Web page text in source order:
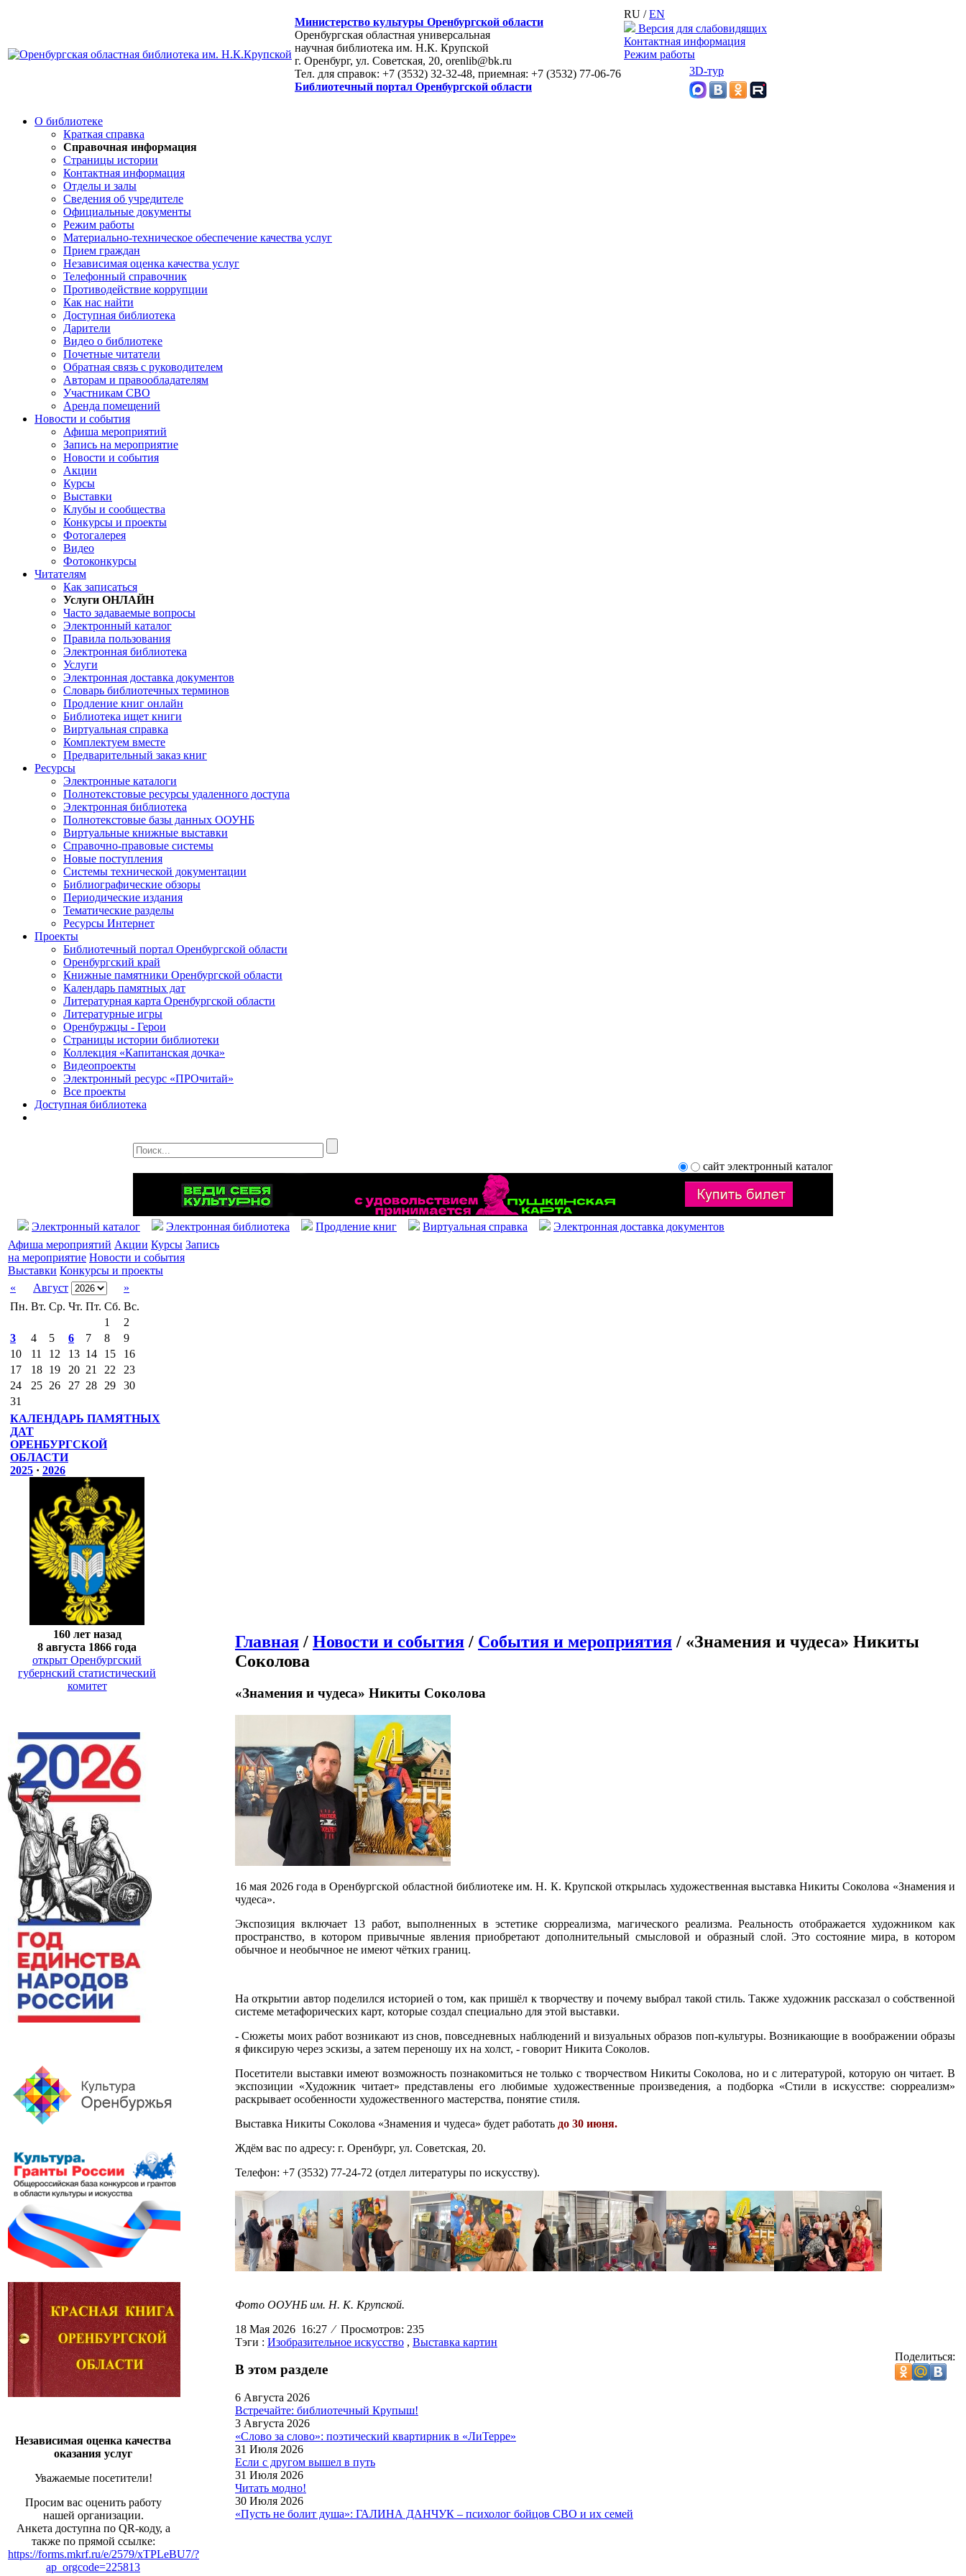
Министерство культуры Оренбургской области
Оренбургская областная универсальная
научная библиотека им. Н.К. Крупской
г. Оренбург, ул. Советская, 20, orenlib@bk.ru
Тел. для справок: +7 (3532) 32-32-48, приемная: +7 (3532) 77-06-76
Библиотечный портал Оренбургской области
RU /EN
Версия для слабовидящих
Контактная информация
Режим работы
3D-тур
О библиотеке
Краткая справка
Справочная информация
Страницы истории
Контактная информация
Отделы и залы
Сведения об учредителе
Официальные документы
Режим работы
Материально-техническое обеспечение качества услуг
Прием граждан
Независимая оценка качества услуг
Телефонный справочник
Противодействие коррупции
Как нас найти
Доступная библиотека
Дарители
Видео о библиотеке
Почетные читатели
Обратная связь с руководителем
Авторам и правообладателям
Участникам СВО
Аренда помещений
Новости и события
Афиша мероприятий
Запись на мероприятие
Новости и события
Акции
Курсы
Выставки
Клубы и сообщества
Конкурсы и проекты
Фотогалерея
Видео
Фотоконкурсы
Читателям
Как записаться
Услуги ОНЛАЙН
Часто задаваемые вопросы
Электронный каталог
Правила пользования
Электронная библиотека
Услуги
Электронная доставка документов
Словарь библиотечных терминов
Продление книг онлайн
Библиотека ищет книги
Виртуальная справка
Комплектуем вместе
Предварительный заказ книг
Ресурсы
Электронные каталоги
Полнотекстовые ресурсы удаленного доступа
Электронная библиотека
Полнотекстовые базы данных ООУНБ
Виртуальные книжные выставки
Справочно-правовые системы
Новые поступления
Cистемы технической документации
Библиографические обзоры
Периодические издания
Тематические разделы
Ресурсы Интернет
Проекты
Библиотечный портал Оренбургской области
Оренбургский край
Книжные памятники Оренбургской области
Календарь памятных дат
Литературная карта Оренбургской области
Литературные игры
Оренбуржцы - Герои
Страницы истории библиотеки
Коллекция «Капитанская дочка»
Видеопроекты
Электронный ресурс «ПРОчитай»
Все проекты
Доступная библиотека
сайт электронный каталог
Электронный каталог Электронная библиотека Продление книг Виртуальная справка
Электронная доставка документов
Афиша мероприятий Акции Курсы Запись
на мероприятие Новости и события
Выставки Конкурсы и проекты
«
Август
»
Пн. Вт. Ср. Чт. Пт. Сб. Вс.
1
2
3
4 5 6 7 8
9
10
11 12 13 14 15
16
17
18 19 20 21 22
23
24
25 26 27 28 29
30
31
КАЛЕНДАРЬ ПАМЯТНЫХ
ДАТ
ОРЕНБУРГСКОЙ
ОБЛАСТИ
2025 · 2026
160 лет назад
8 августа 1866 года
открыт Оренбургский
губернский статистический
комитет
Независимая оценка качества
оказания услуг
Уважаемые посетители!
Просим вас оценить работу
нашей организации.
Анкета доступна по QR-коду, а
также по прямой ссылке:
https://forms.mkrf.ru/e/2579/xTPLeBU7/?
ap_orgcode=225813
Главная / Новости и события / События и мероприятия / «Знамения и чудеса» Никиты
Соколова
«Знамения и чудеса» Никиты Соколова
16 мая 2026 года в Оренбургской областной библиотеке им. Н. К. Крупской открылась художественная выставка Никиты Соколова «Знамения и
чудеса».
Экспозиция включает 13 работ, выполненных в эстетике сюрреализма, магического реализма. Реальность отображается художником как
пространство, в котором привычные явления приобретают дополнительный смысловой и образный слой. Это состояние мира, в котором
обычное и необычное не имеют чётких границ.
На открытии автор поделился историей о том, как пришёл к творчеству и почему выбрал такой стиль. Также художник рассказал о собственной
системе метафорических карт, которые создал специально для этой выставки.
- Сюжеты моих работ возникают из снов, повседневных наблюдений и визуальных образов поп-культуры. Возникающие в воображении образы
я фиксирую через эскизы, а затем переношу их на холст, - говорит Никита Соколов.
Посетители выставки имеют возможность познакомиться не только с творчеством Никиты Соколова, но и с литературой, которую он читает. В
экспозиции «Художник читает» представлены его любимые художественные произведения, а подборка «Стили в искусстве: сюрреализм»
раскрывает особенности художественного мастерства, понятие стиля.
Выставка Никиты Соколова «Знамения и чудеса» будет работать до 30 июня.
Ждём вас по адресу: г. Оренбург, ул. Советская, 20.
Телефон: +7 (3532) 77-24-72 (отдел литературы по искусству).
Фото ООУНБ им. Н. К. Крупской.
18 Мая 2026 16:27⁄Просмотров: 235
Тэги : Изобразительное искусство , Выставка картин
Поделиться:
В этом разделе
6 Августа 2026
Встречайте: библиотечный Крупыш!
3 Августа 2026
«Слово за слово»: поэтический квартирник в «ЛиТерре»
31 Июля 2026
Если с другом вышел в путь
31 Июля 2026
Читать модно!
30 Июля 2026
«Пусть не болит душа»: ГАЛИНА ДАНЧУК – психолог бойцов СВО и их семей